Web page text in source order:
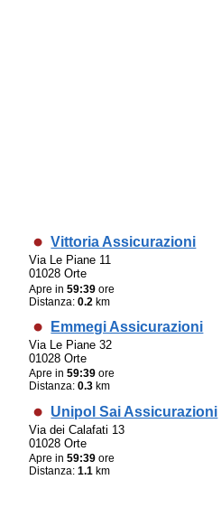
Vittoria Assicurazioni
Via Le Piane 11
01028 Orte
Apre in59:39 ore
Distanza:0.2 km
Emmegi Assicurazioni
Via Le Piane 32
01028 Orte
Apre in59:39 ore
Distanza:0.3 km
Unipol Sai Assicurazioni
Via dei Calafati 13
01028 Orte
Apre in59:39 ore
Distanza:1.1 km